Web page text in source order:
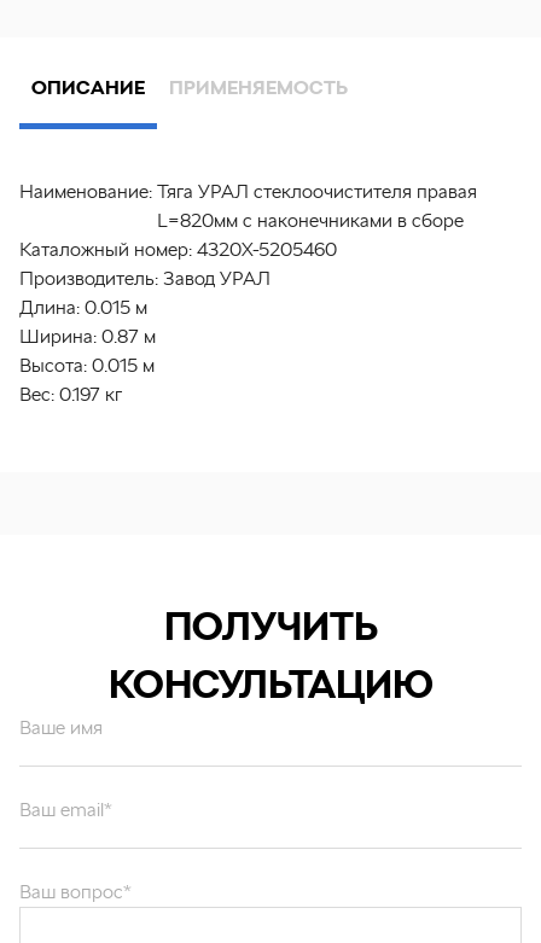
ОПИСАНИЕ ПРИМЕНЯЕМОСТЬ
Наименование: Тяга УРАЛ стеклоочистителя правая
L=820мм с наконечниками в сборе
Каталожный номер: 4320Х-5205460
Производитель: Завод УРАЛ
Длина: 0.015 м
Ширина: 0.87 м
Высота: 0.015 м
Вес: 0.197 кг
ПОЛУЧИТЬ
КОНСУЛЬТАЦИЮ
Ваше имя
персональных данных